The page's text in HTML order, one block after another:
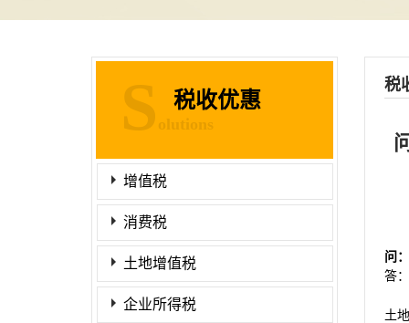
税收优惠
S olutions
增值税
消费税
土地增值税
企业所得税
税
问
答：
土